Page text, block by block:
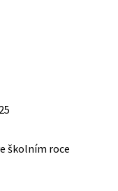
školním roce